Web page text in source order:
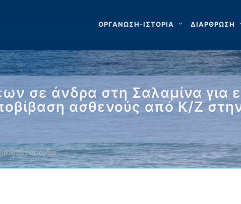
ΟΡΓΑΝΩΣΗ-ΙΣΤΟΡΙΑ ΔΙΑΡΘΡΩΣΗ
σε άνδρα στη Σαλαμίνα για
ασθενούς από Κ/Ζ
σε άνδρα …